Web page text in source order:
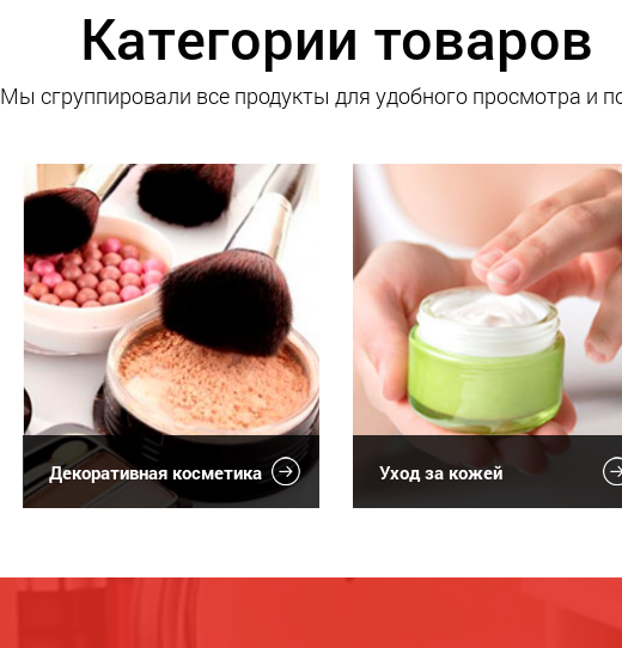
Категории товаров
Мы сгруппировали все продукты для удобного просмотра и
Декоративная косметика Уход за кожей